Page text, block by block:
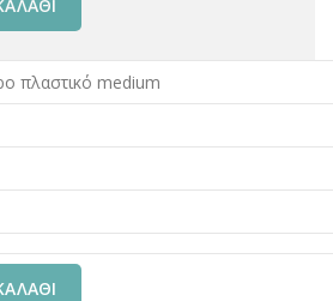
πλαστικό medium